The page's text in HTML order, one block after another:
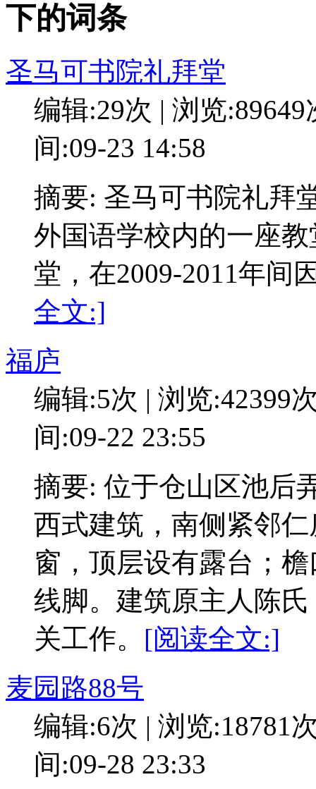
下的词条
圣马可书院礼拜堂
编辑:29次 | 浏览:89649
间:09-23 14:58
摘要: 圣马可书院礼拜
外国语学校内的一座
堂，在2009-2011年间
全文:]
福庐
编辑:5次 | 浏览:42399
间:09-22 23:55
摘要: 位于仓山区池后
西式建筑，南侧紧邻
窗，顶层设有露台；
线脚。建筑原主人陈
关工作。 [阅读全文:]
麦园路88号
编辑:6次 | 浏览:18781
间:09-28 23:33